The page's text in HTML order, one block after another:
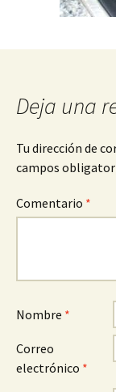
Deja una
Tu dirección de
campos
Comentario *
Nombre *
Correo
electrónico *